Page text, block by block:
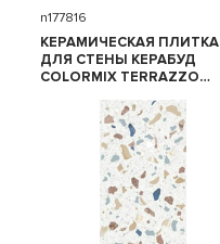
n177816
КЕРАМИЧЕСКАЯ ПЛИТКА
ДЛЯ СТЕНЫ КЕРАБУД
COLORMIX TERRAZZO